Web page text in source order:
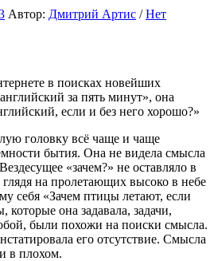
Автор: Дмитрий Артис /Нет
в поисках новейших
за пять минут», она
если и без него хорошо?»
головку всё чаще и чаще
бытия. Она не видела смысла
«зачем?» не оставляло в
на пролетающих высоко в небе
себя «Зачем птицы летают, если
она задавала, задачи,
были похожи на поиски смысла.
его отсутствие. Смысла
в плохом.